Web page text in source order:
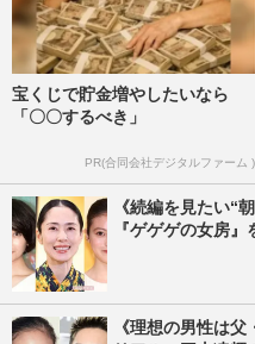
宝くじで貯金増やしたいなら
「〇〇するべき」
PR(合同会社デジタルファーム )
《続編を見たい“
『ゲゲゲの女房
《理想の男性は